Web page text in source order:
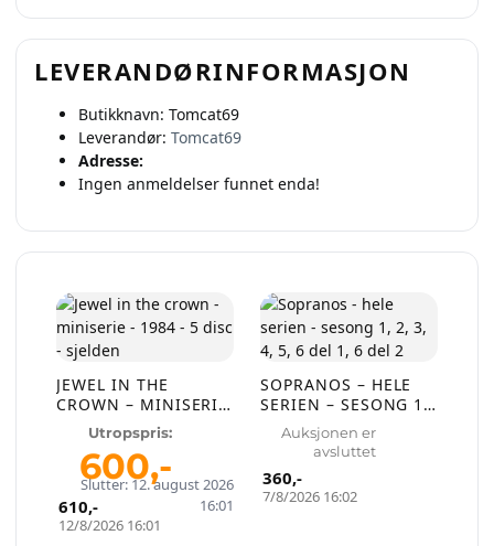
LEVERANDØRINFORMASJON
Butikknavn: Tomcat69
Leverandør: Tomcat69
Adresse:
Ingen anmeldelser funnet enda!
Slutter: 12. august 2026
16:01
JEWEL IN THE
CROWN – MINISERIE
– 1984 – 5 DISC –
SJELDEN
Utropspris:
600,-
12/8/2026 16:01
610,-
SOPRANOS – HELE
SERIEN – SESONG 1,
2, 3, 4, 5, 6 DEL 1, 6
DEL 2
Auksjonen er
avsluttet
7/8/2026 16:02
360,-